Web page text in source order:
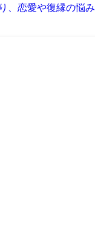
、恋愛や復縁の悩